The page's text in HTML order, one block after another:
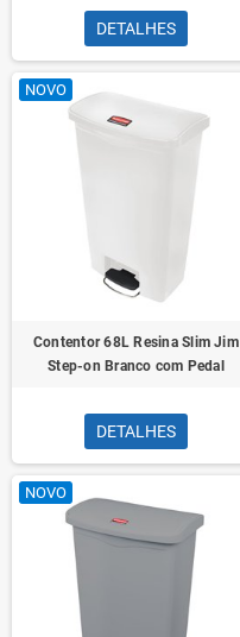
DETALHES
NOVO
Contentor 68L Resina Slim Jim
Step-on Branco com Pedal
DETALHES
NOVO